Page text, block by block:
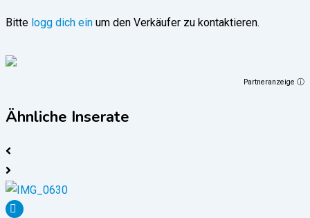
Bitte logg dich ein um den Verkäufer zu kontaktieren.
Partneranzeige ⓘ
Ähnliche Inserate